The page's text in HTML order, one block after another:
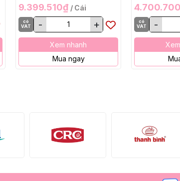
9.399.510₫ / Cái
có
VAT
- +
Xem nhanh
Mua ngay
có
VAT
-